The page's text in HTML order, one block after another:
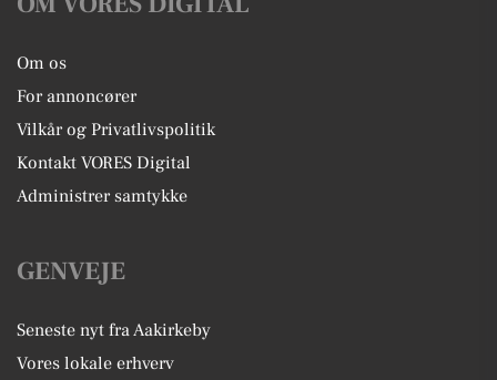
Om os
For annoncører
Vilkår og Privatlivspolitik
Kontakt VORES Digital
Administrer samtykke
GENVEJE
Seneste nyt fra Aakirkeby
Vores lokale erhverv